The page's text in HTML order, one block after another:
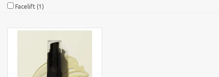
Pascaud
Facelift (1)